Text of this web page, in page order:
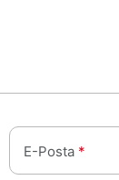
E-Posta *